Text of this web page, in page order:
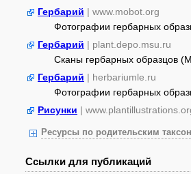
Гербарий | www.mobot.org
Фотографии гербарных
Гербарий | plant.depo.msu.ru
Сканы гербарных образцов
Гербарий | herbariumle.ru
Фотографии гербарных
Рисунки |
Ресурсы по родительским
Ссылки для публикаций